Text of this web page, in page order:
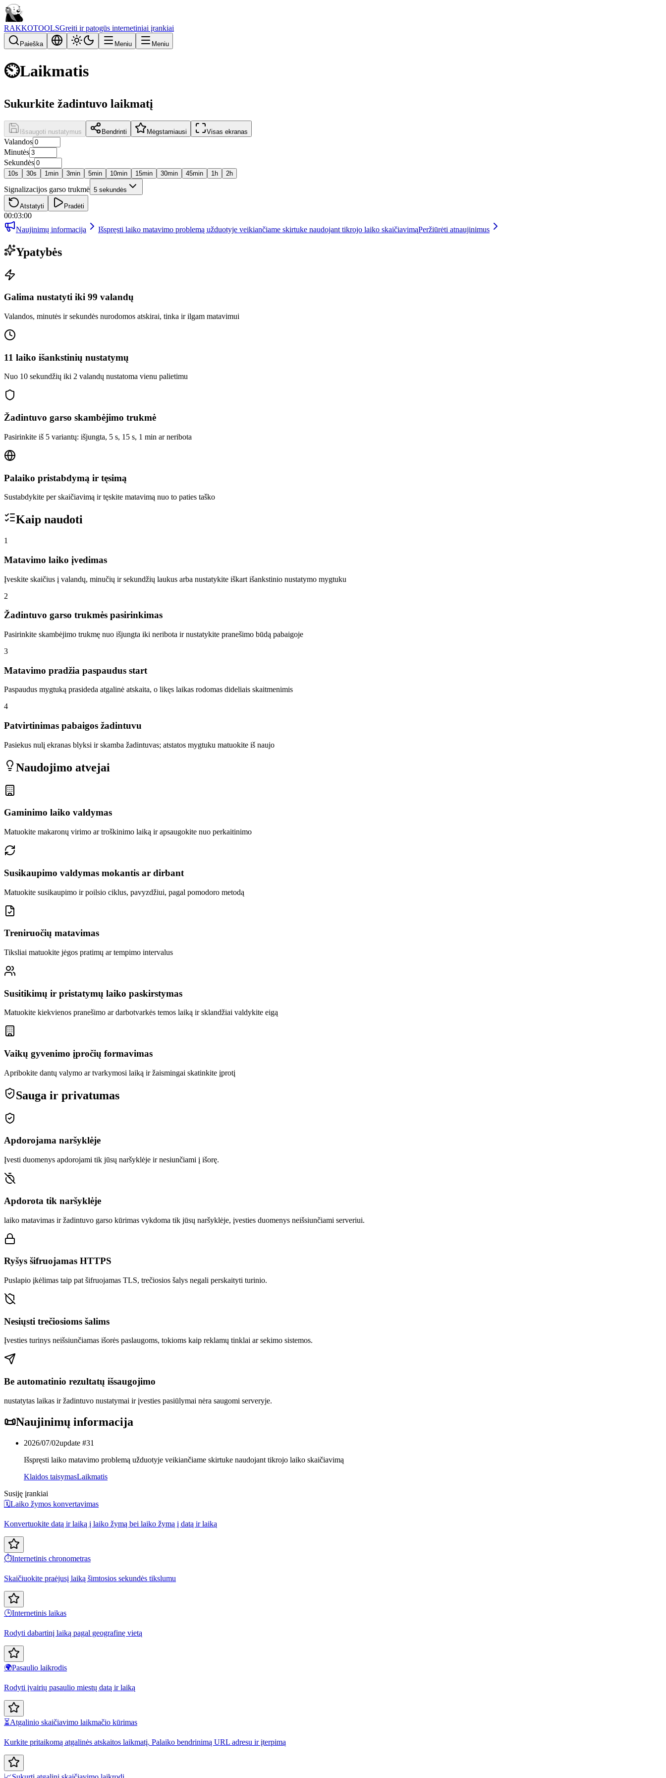
RAKKOTOOLSGreiti ir patogūs internetiniai įrankiai
Paieška Meniu Meniu
⏲️Laikmatis
Sukurkite žadintuvo laikmatį
Išsaugoti nustatymus Bendrinti Mėgstamiausi Visas ekranas
Valandos
Minutės
Sekundės
10s 30s 1min 3min 5min 10min 15min 30min 45min 1h 2h
Signalizacijos garso trukmė 5 sekundės
Atstatyti Pradėti
00:03:00
Naujinimų informacija
Išspręsti laiko matavimo problemą užduotyje veikiančiame skirtuke naudojant tikrojo laiko skaičiavimąPeržiūrėti atnaujinimus
Ypatybės
Galima nustatyti iki 99 valandų
Valandos, minutės ir sekundės nurodomos atskirai, tinka ir ilgam matavimui
11 laiko išankstinių nustatymų
Nuo 10 sekundžių iki 2 valandų nustatoma vienu palietimu
Žadintuvo garso skambėjimo trukmė
Pasirinkite iš 5 variantų: išjungta, 5 s, 15 s, 1 min ar neribota
Palaiko pristabdymą ir tęsimą
Sustabdykite per skaičiavimą ir tęskite matavimą nuo to paties taško
Kaip naudoti
1
Matavimo laiko įvedimas
Įveskite skaičius į valandų, minučių ir sekundžių laukus arba nustatykite iškart išankstinio nustatymo mygtuku
2
Žadintuvo garso trukmės pasirinkimas
Pasirinkite skambėjimo trukmę nuo išjungta iki neribota ir nustatykite pranešimo būdą pabaigoje
3
Matavimo pradžia paspaudus start
Paspaudus mygtuką prasideda atgalinė atskaita, o likęs laikas rodomas dideliais skaitmenimis
4
Patvirtinimas pabaigos žadintuvu
Pasiekus nulį ekranas blyksi ir skamba žadintuvas; atstatos mygtuku matuokite iš naujo
Naudojimo atvejai
Gaminimo laiko valdymas
Matuokite makaronų virimo ar troškinimo laiką ir apsaugokite nuo perkaitinimo
Susikaupimo valdymas mokantis ar dirbant
Matuokite susikaupimo ir poilsio ciklus, pavyzdžiui, pagal pomodoro metodą
Treniruočių matavimas
Tiksliai matuokite jėgos pratimų ar tempimo intervalus
Susitikimų ir pristatymų laiko paskirstymas
Matuokite kiekvienos pranešimo ar darbotvarkės temos laiką ir sklandžiai valdykite eigą
Vaikų gyvenimo įpročių formavimas
Apribokite dantų valymo ar tvarkymosi laiką ir žaismingai skatinkite įprotį
Sauga ir privatumas
Apdorojama naršyklėje
Įvesti duomenys apdorojami tik jūsų naršyklėje ir nesiunčiami į išorę.
Apdorota tik naršyklėje
laiko matavimas ir žadintuvo garso kūrimas vykdoma tik jūsų naršyklėje, įvesties duomenys neišsiunčiami serveriui.
Ryšys šifruojamas HTTPS
Puslapio įkėlimas taip pat šifruojamas TLS, trečiosios šalys negali perskaityti turinio.
Nesiųsti trečiosioms šalims
Įvesties turinys neišsiunčiamas išorės paslaugoms, tokioms kaip reklamų tinklai ar sekimo sistemos.
Be automatinio rezultatų išsaugojimo
nustatytas laikas ir žadintuvo nustatymai ir įvesties pasiūlymai nėra saugomi serveryje.
📜Naujinimų informacija
2026/07/02update #31
Išspręsti laiko matavimo problemą užduotyje veikiančiame skirtuke naudojant tikrojo laiko skaičiavimą
Klaidos taisymasLaikmatis
Susiję įrankiai
🗓️Laiko žymos konvertavimas
Konvertuokite datą ir laiką į laiko žymą bei laiko žymą į datą ir laiką
⏱️Internetinis chronometras
Skaičiuokite praėjusį laiką šimtosios sekundės tikslumu
🕒Internetinis laikas
Rodyti dabartinį laiką pagal geografinę vietą
🌍Pasaulio laikrodis
Rodyti įvairių pasaulio miestų datą ir laiką
⏳Atgalinio skaičiavimo laikmačio kūrimas
Kurkite pritaikomą atgalinės atskaitos laikmatį. Palaiko bendrinimą URL adresu ir įterpimą